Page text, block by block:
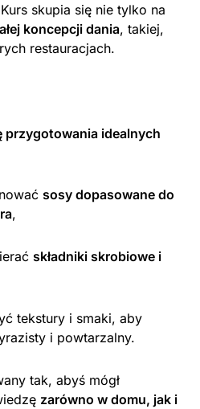
skupia się nie tylko na
koncepcji dania, takiej,
restauracjach.
przygotowania idealnych
sosy dopasowane do
,
składniki skrobiowe i
tekstury i smaki, aby
i powtarzalny.
tak, abyś mógł
zarówno w domu, jak i